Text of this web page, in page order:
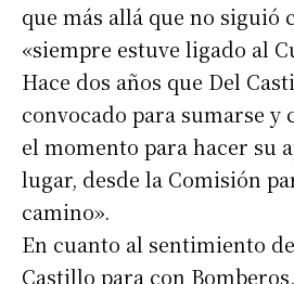
que más allá que no siguió
«siempre estuve ligado al
Hace dos años que Del
convocado para sumarse y
el momento para hacer su
lugar, desde la Comisión
camino».
En cuanto al sentimiento
Castillo para con